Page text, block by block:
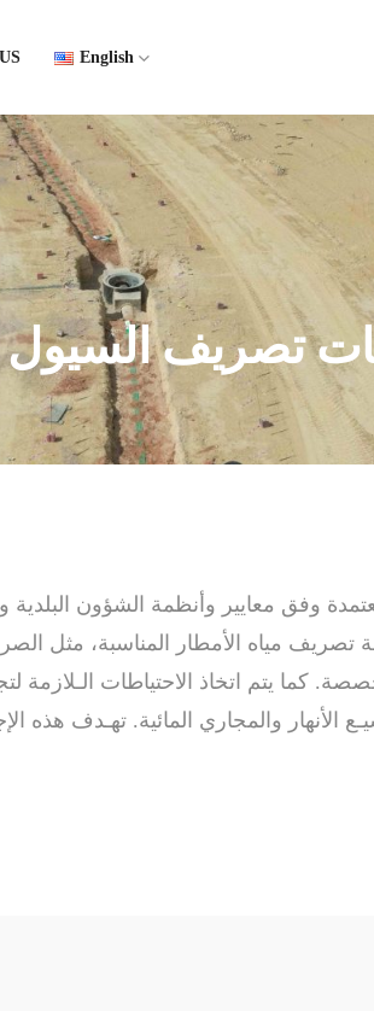
English
تصريف السيول
وفق معايير وأنظمة الشؤون
تصريف مياه الأمطار المناسبة، مثل
كما يتم اتخاذ الاحتياطات الـلازمة
الأنهار والمجاري المائية. تهـدف هذه